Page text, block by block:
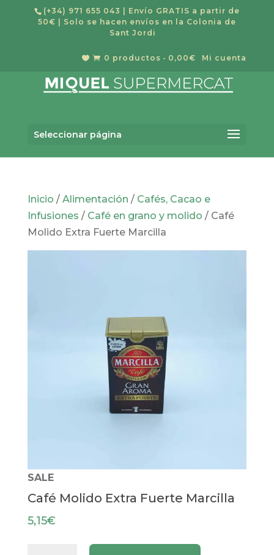
(+34) 971 655 043
| Envío GRATIS a partir de
50€ | Solo se hacen envíos en la Colonia de
Sant Jordi
Mi cuenta
  0 productos 0,00€
Seleccionar página
de
productos
Inicio / Alimentación / Cafés, Cacao e
Infusiones / Café en grano y molido / Café
Molido Extra Fuerte Marcilla
SALE
Café Molido Extra Fuerte Marcilla
5,15€